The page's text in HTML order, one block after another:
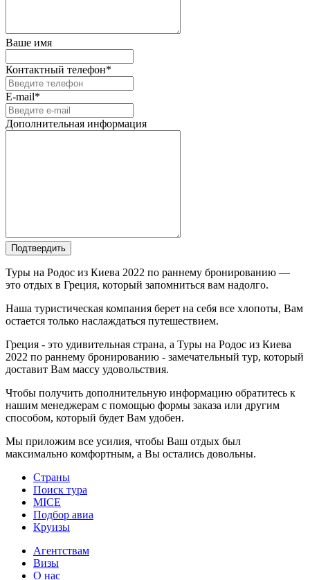
Ваше имя
Контактный телефон*
E-mail*
Дополнительная информация
Подтвердить
Туры на Родос из Киева 2022 по раннему бронированию —
это отдых в Греция, который запомниться вам надолго.
Наша туристическая компания берет на себя все хлопоты, Вам
остается только наслаждаться путешествием.
Греция - это удивительная страна, а Туры на Родос из Киева
2022 по раннему бронированию - замечательный тур, который
доставит Вам массу удовольствия.
Чтобы получить дополнительную информацию обратитесь к
нашим менеджерам с помощью формы заказа или другим
способом, который будет Вам удобен.
Мы приложим все усилия, чтобы Ваш отдых был
максимально комфортным, а Вы остались довольны.
Страны
Поиск тура
MICE
Подбор авиа
Круизы
Агентствам
Визы
О нас